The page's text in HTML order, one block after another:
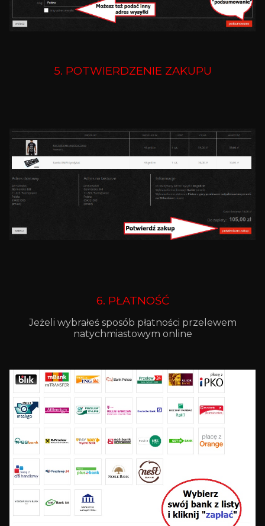
5. POTWIERDZENIE ZAKUPU
6. PŁATNOŚĆ
Jeżeli wybrałeś sposób płatności przelewem
natychmiastowym online